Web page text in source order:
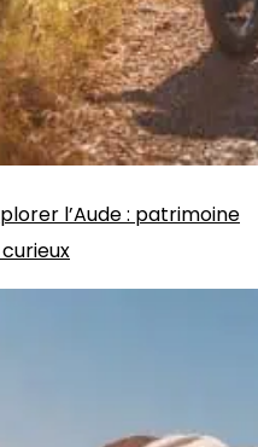
l’Aude : patrimoine